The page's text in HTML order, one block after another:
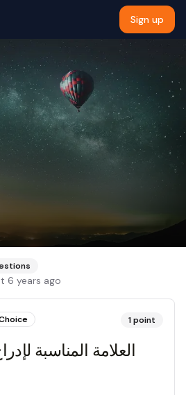
Sign up
6 years ago
1point
العلامة المناسبة